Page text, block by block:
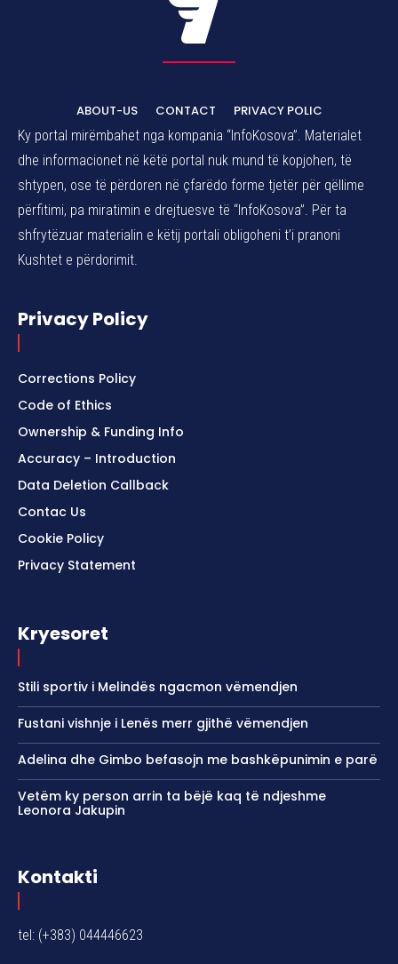
ABOUT-US CONTACT
PRIVACY POLIC
Ky portal mirëmbahet nga kompania “InfoKosova”. Materialet
dhe informacionet në këtë portal nuk mund të kopjohen, të
shtypen, ose të përdoren në çfarëdo forme tjetër për qëllime
përfitimi, pa miratimin e drejtuesve të “InfoKosova”. Për ta
shfrytëzuar materialin e këtij portali obligoheni t’i pranoni
Kushtet e përdorimit.
Privacy Policy
Corrections Policy
Code of Ethics
Ownership & Funding Info
Accuracy – Introduction
Data Deletion Callback
Contac Us
Cookie Policy
Privacy Statement
Kryesoret
Stili sportiv i Melindës ngacmon vëmendjen
Fustani vishnje i Lenës merr gjithë vëmendjen
Adelina dhe Gimbo befasojn me bashkëpunimin e parë
Vetëm ky person arrin ta bëjë kaq të ndjeshme
Leonora Jakupin
Kontakti
tel: (+383) 044446623